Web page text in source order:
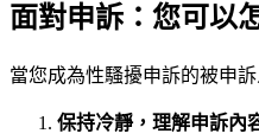
面對申訴：您可以
當您成為性騷擾申訴的被申
保持冷靜，理解申訴內